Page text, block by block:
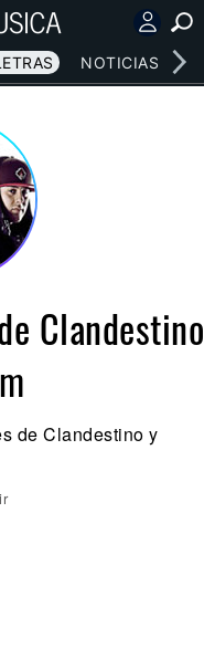
NOTICIAS
Clandestino
de Clandestino y